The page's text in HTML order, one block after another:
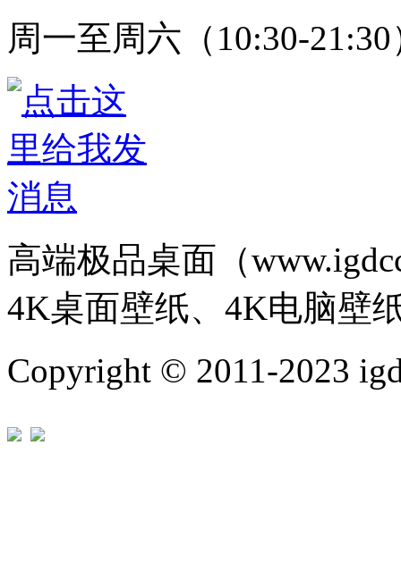
周一至周六（10:30-21:30
高端极品桌面（
4K桌面壁纸、4K电脑壁
Copyright © 2011-2023